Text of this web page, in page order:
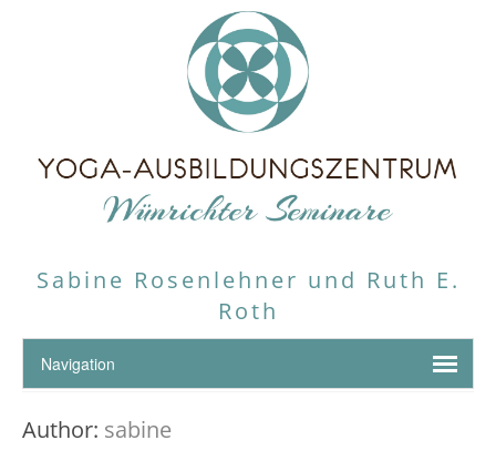
Sabine Rosenlehner und Ruth E.
Roth
Author: sabine